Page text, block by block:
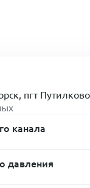
пгт
канала
давления